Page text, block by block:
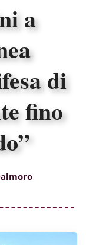
a
di
fino